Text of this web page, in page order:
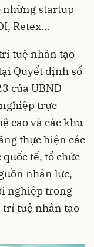
những startup
Retex…
tuệ nhân tạo
Quyết định số
của UBND
trực
cao và các khu
thực hiện các
tế, tổ chức
nhân lực,
nghiệp trong
trí tuệ nhân tạo